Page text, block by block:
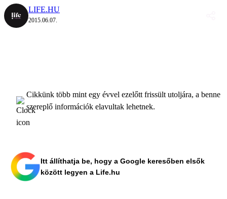
LIFE.HU
2015.06.07.
Cikkünk több mint egy évvel ezelőtt frissült utoljára, a benne
szereplő információk elavultak lehetnek.
Itt állíthatja be, hogy a Google keresőben elsők
között legyen a Life.hu